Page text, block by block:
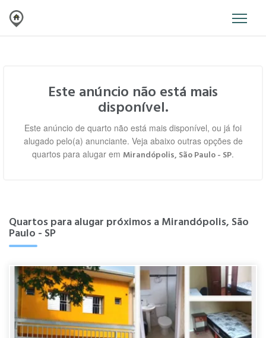
Este anúncio não está mais
disponível.
Este anúncio de quarto não está mais disponível, ou já foi
alugado pelo(a) anunciante. Veja abaixo outras opções de
quartos para alugar em Mirandópolis, São Paulo - SP.
Quartos para alugar próximos a Mirandópolis, São
Paulo - SP